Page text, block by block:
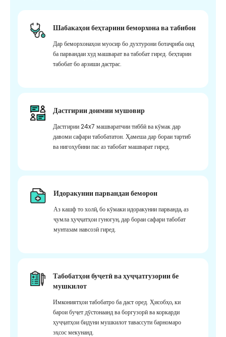
Шабакаҳои беҳтарини беморхона ва табибон
Дар беморхонаҳои муосир бо духтурони ботаҷриба оид
ба парвандаи худ машварат ва табобат гиред. беҳтарин
табобат бо арзиши дастрас.
Дастгирии доимии мушовир
Дастгирии 24x7 машваратчии тиббӣ ва кӯмак дар
давоми сафари табобататон. Ҳамеша дар бораи тартиб
ва нигоҳубини пас аз табобат машварат гиред.
Идоракунии парвандаи беморон
Аз кашф то холӣ, бо кӯмаки идоракунии парванда, аз
ҷумла ҳуҷҷатҳои гуногун, дар бораи сафари табобат
мунтазам навсозӣ гиред.
Табобатҳои буҷетӣ ва ҳуҷҷатгузории бе
мушкилот
Имкониятҳои табобатро ба даст оред. Ҳисобҳо, ки
барои буҷет дӯстонаанд ва боргузорӣ ва коркарди
ҳуҷҷатҳои бидуни мушкилот тавассути барномаро
эҳсос мекунанд.